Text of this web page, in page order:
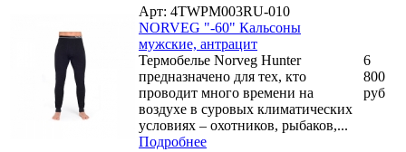
Арт: 4TWPM003RU-010
NORVEG "-60" Кальсоны
мужские, антрацит
Термобелье Norveg Hunter
предназначено для тех, кто
проводит много времени на
воздухе в суровых климатических
условиях – охотников, рыбаков,...
Подробнее
6
800
руб